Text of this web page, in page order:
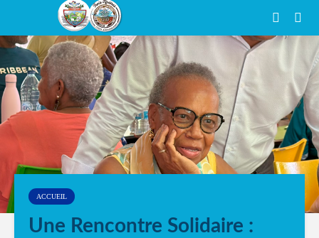
ACCUEIL
Une Rencontre Solidaire :